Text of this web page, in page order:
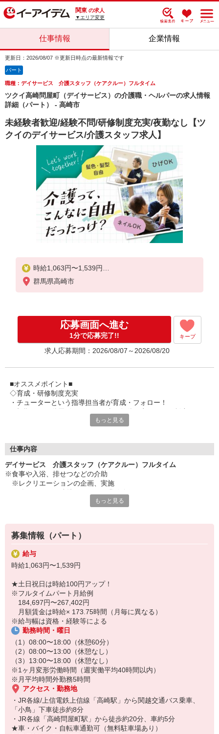
関東 の求人
▼エリア変更
仕事情報 企業情報
更新日：2026/08/07 ※更新日時点の最新情報です
パート
職種：デイサービス 介護スタッフ（ケアクルー）フルタイム
ツクイ高崎問屋町（デイサービス）の介護職・ヘルパーの求人情報
詳細（パート） - 高崎市
未経験者歓迎/経験不問/研修制度充実/夜勤なし【ツ
クイのデイサービス/介護スタッフ求人】
時給1,063円〜1,539円
★土日祝日は時給100円アップ！
月額賃金は時給× 173.75時間（月毎に異なる）
※給与幅は資格・経験等による
群馬県高崎市
応募画面へ進む
1分で応募完了!! キープ
求人応募期間：2026/08/07～2026/08/20
■オススメポイント■
◇育成・研修制度充実
・チューターという指導担当者が育成・フォロー！
・キャリアアップ支援制度を活用して働きながら資格取得が可能
・ツクイ独自の福祉厚生制度でプライベートも充実
・子育て支援の福利厚生制度あり！子育てと仕事の両立を応援◎
・スタッフ何でも相談窓口やライフキャリア相談など、各相談窓
口あり
◇頑張った分、スタッフに還元！
・パートは特別手当の支給あり
もっと見る
仕事内容
デイサービス 介護スタッフ（ケアクルー）フルタイム
※食事や入浴、排せつなどの介助
※レクリエーションの企画、実施
★＼サービス・職種の魅力／
「今私たちに求められていることは何だろう」「どんな工夫をした
ら喜んでいただけるだろう」他職種で連携しながら創意工夫し支援
していきます。感謝の言葉を直接いただけたり、信頼関係を築いて
いくことができます。日勤のみで働け介護度も比較的高くないた
もっと見る
募集情報（パート）
給与
時給1,063円〜1,539円
★土日祝日は時給100円アップ！
※フルタイムパート月給例
184,697円〜267,402円
月額賃金は時給× 173.75時間（月毎に異なる）
※給与幅は資格・経験等による
勤務時間・曜日
（1）08:00〜18:00（休憩60分）
（2）08:00〜13:00（休憩なし）
（3）13:00〜18:00（休憩なし）
※1ヶ月変形労働時間（週実働平均40時間以内）
※月平均時間外勤務5時間
アクセス・勤務地
・JR各線/上信電鉄上信線「高崎駅」から関越交通バス乗車、
「小鳥」下車徒歩約8分
・JR各線「高崎問屋町駅」から徒歩約20分、車約5分
★車・バイク・自転車通勤可（無料駐車場あり）